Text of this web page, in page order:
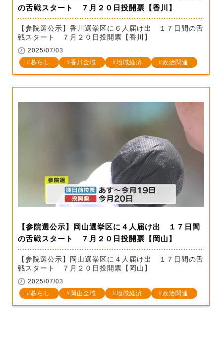
の舌戦スタート ７月２０日投開票【香川】
【参院選公示】香川選挙区に６人届け出 １７日間の舌
戦スタート ７月２０日投開票【香川】
2025/07/03
暮らし
香川全域 地域経済 政治関連
【参院選公示】岡山選挙区に４人届け出 １７日間
の舌戦スタート ７月２０日投開票【岡山】
【参院選公示】岡山選挙区に４人届け出 １７日間の舌
戦スタート ７月２０日投開票【岡山】
2025/07/03
暮らし
岡山全域 地域経済 政治関連